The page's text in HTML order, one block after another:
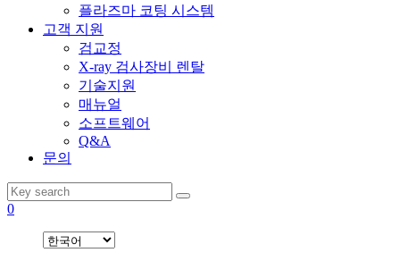
플라즈마 코팅 시스템
고객 지원
검교정
X-ray 검사장비 렌탈
기술지원
매뉴얼
소프트웨어
Q&A
문의
0